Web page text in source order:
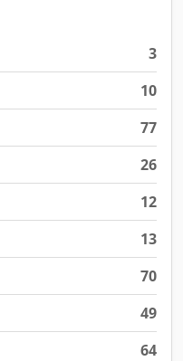
3
10
77
26
12
13
70
49
64